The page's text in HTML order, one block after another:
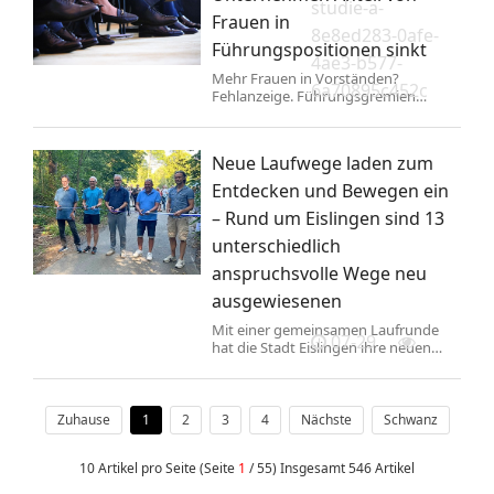
Frauen in
Führungspositionen sinkt
Mehr Frauen in Vorständen?
Fehlanzeige. Führungsgremien
weitgehend in Männerhand, der
gesunken.
studie-a-
8e8ed283-0afe-
4ae3-b577-
6a70895c452c
Neue Laufwege laden zum
Entdecken und Bewegen ein
– Rund um Eislingen sind 13
unterschiedlich
anspruchsvolle Wege neu
ausgewiesenen
Mit einer gemeinsamen Laufrunde
hat die Stadt Eislingen ihre neuen
Gäste kamen zur Einweihung am TSG
Oberbürgermeister Oliver Marzian
auf einem Abschnitt der Laufrunde
Bevölkerung ab sofort 13
07-29
Zuhause 1 2 3 4 Nächste Schwanz
10 Artikel pro Seite (Seite 1 / 55) Insgesamt 546 Artikel